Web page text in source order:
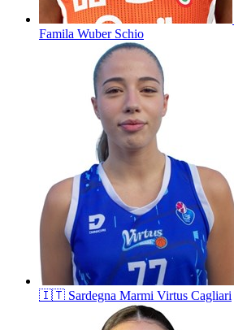
Famila Wuber Schio
🇮🇹 Sardegna Marmi Virtus Cagliari